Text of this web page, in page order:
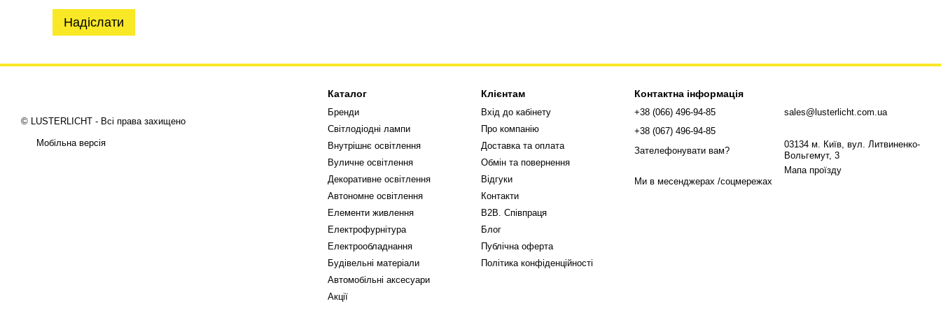
Надіслати
© LUSTERLICHT - Всі права захищено
Мобільна версія
Каталог
Бренди
Світлодіодні лампи
Внутрішнє освітлення
Вуличне освітлення
Декоративне освітлення
Автономне освітлення
Елементи живлення
Електрофурнітура
Електрообладнання
Будівельні матеріали
Автомобільні аксесуари
Акції
Клієнтам
Вхід до кабінету
Про компанію
Доставка та оплата
Обмін та повернення
Відгуки
Контакти
В2В. Співпраця
Блог
Публічна оферта
Політика конфіденційності
Контактна інформація
+38 (066) 496-94-85
+38 (067) 496-94-85
Зателефонувати вам?
sales@lusterlicht.com.ua
03134 м. Київ, вул. Литвиненко-
Вольгемут, 3
Мапа проїзду
Ми в месенджерах /соцмережах